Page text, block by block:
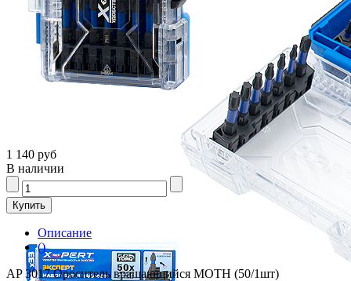
1 140 руб
В наличии
Описание
()
AP 3017 Ороситель вращающийся MOTH (50/1шт)